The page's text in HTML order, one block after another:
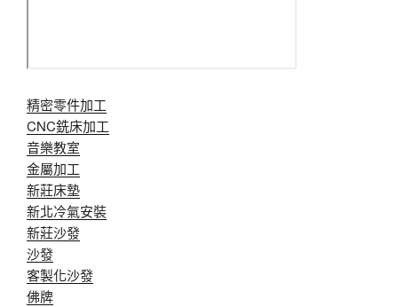
精密零件加工
CNC銑床加工
音樂教室
金屬加工
新莊床墊
新北冷氣安裝
新莊沙發
沙發
客製化沙發
佛牌